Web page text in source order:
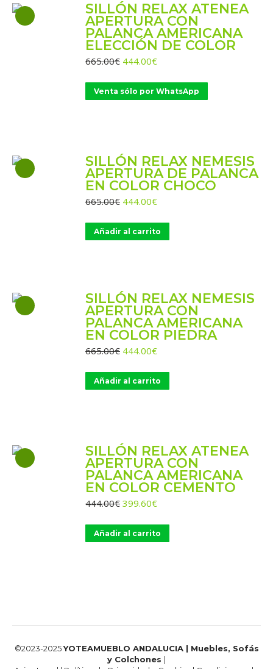
SILLÓN RELAX ATENEA
APERTURA CON
PALANCA AMERICANA
ELECCIÓN DE COLOR
665.00€ El
original
era:
444.00€El
actual
es:
Venta sólo por WhatsApp
SILLÓN RELAX NEMESIS
APERTURA DE PALANCA
EN COLOR CHOCO
665.00€ El
original
era:
444.00€El
actual
es:
Añadir al carrito
SILLÓN RELAX NEMESIS
APERTURA CON
PALANCA AMERICANA
EN COLOR PIEDRA
665.00€ El
original
era:
444.00€El
actual
es:
Añadir al carrito
SILLÓN RELAX ATENEA
APERTURA CON
PALANCA AMERICANA
EN COLOR CEMENTO
444.00€ El
original
era:
399.60€El
actual
es:
Añadir al carrito
©2023-2025YOTEAMUEBLO ANDALUCIA | Muebles, Sofás
y Colchones |